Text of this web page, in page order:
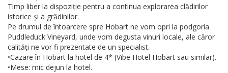
Timp liber la dispoziție pentru a continua explorarea clădirilor
istorice și a grădinilor.
Pe drumul de întoarcere spre Hobart ne vom opri la podgoria
Puddleduck Vineyard, unde vom degusta vinuri locale, ale căror
calități ne vor fi prezentate de un specialist.
•Cazare în Hobart la hotel de 4* (Vibe Hotel Hobart sau similar).
•Mese: mic dejun la hotel.